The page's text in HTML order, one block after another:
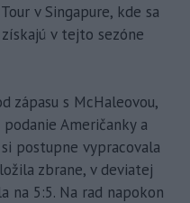
v Singapure, kde sa
v tejto sezóne
zápasu s McHaleovou,
Američanky a
postupne vypracovala
zbrane, v deviatej
na 5:5. Na rad napokon